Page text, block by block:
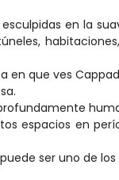
en la
en que ves
espacios en
ser uno de